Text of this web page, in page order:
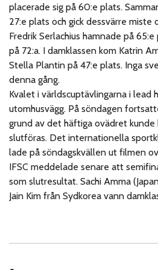
placerade sig på 60:e plats.
27:e plats och gick dessvärre miste
Fredrik Serlachius hamnade på
på 72:a. I damklassen kom Katrin
Stella Plantin på 47:e plats. Inga
denna gång.
Kvalet i världscuptävlingarna i lead
utomhusvägg. På söndagen
grund av det häftiga ovädret kunde
slutföras. Det internationella
lade på söndagskvällen ut filmen
IFSC meddelade senare att
som slutresultat. Sachi Amma
Jain Kim från Sydkorea vann